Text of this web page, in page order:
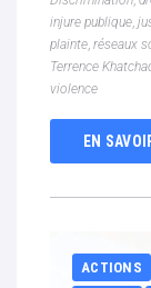
injure publique,
plainte, réseaux
Terrence
violence
EN
ACTIONS